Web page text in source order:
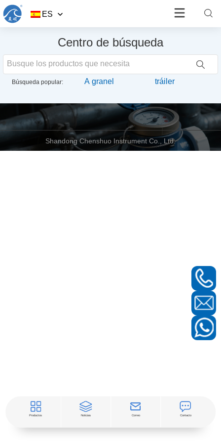
ES
Centro de búsqueda
Búsqueda popular:
Shandong Chenshuo Instrument Co., Ltd.
Productos Noticias Correo Contacto